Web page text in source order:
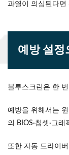
과열이 의심된다면
예방 설정
블루스크린은 한
예방을 위해서는
의 BIOS·칩셋·그
또한 자동 드라이